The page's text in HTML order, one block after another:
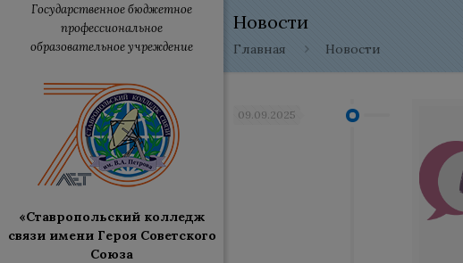
Государственное бюджетное
профессиональное
образовательное учреждение
«Ставропольский колледж
связи имени Героя Советского
Союза
Новости
Главная Новости
09.09.2025